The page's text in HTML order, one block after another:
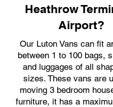
Heathrow
Airport?
Our Luton Vans can fit
between 1 to 100 bags,
and luggages of all
sizes. These vans are
moving 3 bedroom
furniture, it has a